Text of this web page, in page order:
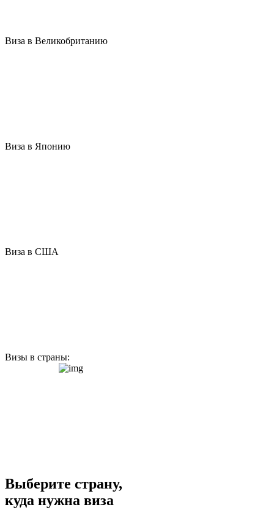
Виза в Великобританию
Виза в Японию
Виза в США
Визы в страны:
Выберите страну,
куда нужна виза